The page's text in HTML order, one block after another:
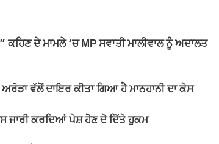
ਦੇ ਮਾਮਲੇ ‘ਚ MP ਸਵਾਤੀ ਮਾਲੀਵਾਲ ਨੂੰ ਅਦਾਲਤ
ਵੱਲੋਂ ਦਾਇਰ ਕੀਤਾ ਗਿਆ ਹੈ ਮਾਨਹਾਨੀ ਦਾ ਕੇਸ
ਜਾਰੀ ਕਰਦਿਆਂ ਪੇਸ਼ ਹੋਣ ਦੇ ਦਿੱਤੇ ਹੁਕਮ